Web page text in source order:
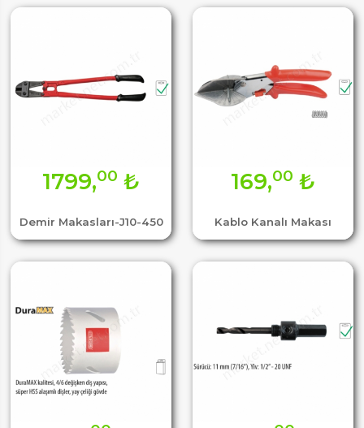
Demir Makasları-J10-450
1799,00 ₺
Kablo Kanalı Makası
169,00 ₺